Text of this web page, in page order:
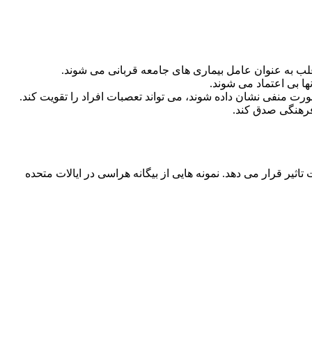
به عنوان عامل بیماری های جامعه قربانی می شوند.
بی اعتماد می شوند.
منفی نشان داده شوند، می تواند تعصبات افراد را تقویت کند.
فرهنگی صدق کند.
قرار می دهد. نمونه هایی از بیگانه هراسی در ایالات متحده